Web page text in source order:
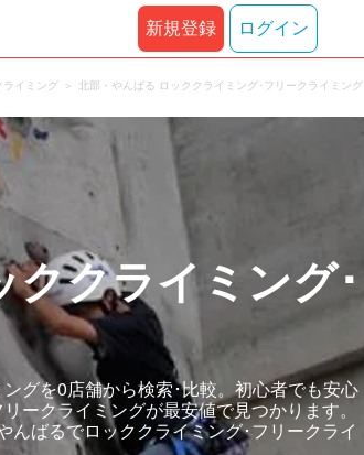
新規登録 ログイン
ライミング 北部・やんばる ロッククライミング･フリークライミング
クライミング･
グを0店舗から検索･比較。初心者でも安心
ークライミングが最安値で見つかります。
ばるでロッククライミング･フリークライ